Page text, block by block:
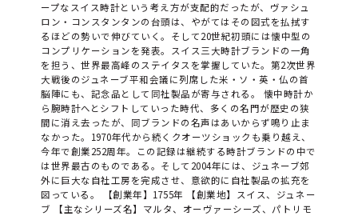
ープなスイス時計という考え方が支配的だったが、ヴァシュ
ロン・コンスタンタンの台頭は、やがてはその図式を払拭す
るほどの勢いで伸びていく。そして20世紀初頭には懐中型の
コンプリケーションを発表。スイス三大時計ブランドの一角
を担う、世界最高峰のステイタスを掌握していた。第2次世界
大戦後のジュネーブ平和会議に列席した米・ソ・英・仏の首
脳陣にも、記念品として同社製品が寄与される。 懐中時計か
ら腕時計へとシフトしていった時代、多くの名門が歴史の狭
間に消え去ったが、同ブランドの名声はあいからず鳴り止ま
なかった。1970年代から続くクオーツショックも乗り越え、
今年で創業252周年。この記録は継続する時計ブランドの中で
は世界最古のものである。そして2004年には、ジュネーブ郊
外に巨大な自社工房を完成させ、意欲的に自社製品の拡充を
図っている。 【創業年】1755年 【創業地】スイス、ジュネー
ブ 【主なシリーズ名】マルタ、オーヴァーシーズ、パトリモ